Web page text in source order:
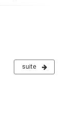
suite